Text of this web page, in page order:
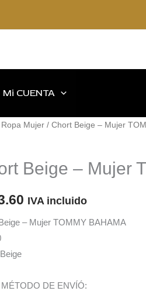
Mi CUENTA
Ropa Mujer / Chort Beige – Mujer
Beige – Mujer
IVA incluido
– Mujer TOMMY BAHAMA
MÉTODO DE ENVÍÓ: